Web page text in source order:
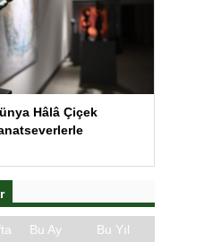
Hâlâ Çiçek
Bu Ay Bu Yıl